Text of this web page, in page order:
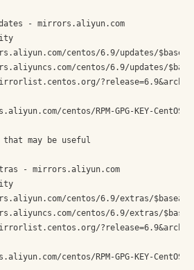
- mirrors.aliyun.com
centos/6.9/updates/
centos/6.9/updates/
centos/RPM-GPG-KEY-CentOS-6
that may be useful
- mirrors.aliyun.com
centos/6.9/extras/
centos/6.9/extras/
centos/RPM-GPG-KEY-CentOS-6